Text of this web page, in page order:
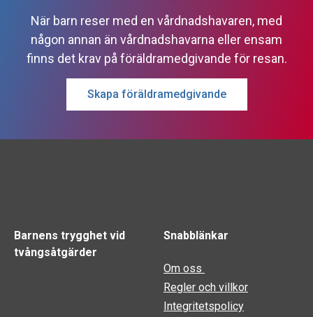
När barn reser med en vårdnadshavaren, med
någon annan än vårdnadshavarna eller ensam
finns det krav på föräldramedgivande för resan.
Skapa föräldramedgivande
Barnens trygghet vid
tvångsåtgärder
Snabblänkar
Om oss
Regler och villkor
Integritetspolicy